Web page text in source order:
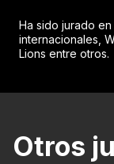
Ha sido jurado
internacionales,
Lions entre otros.
Otros